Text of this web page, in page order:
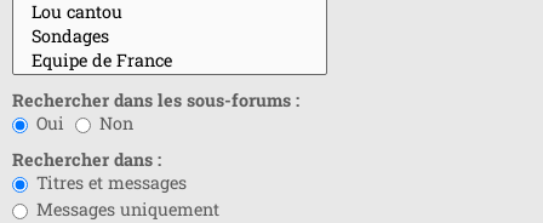
Rechercher dans les sous-forums :
Oui
Non
Rechercher dans :
Titres et messages
Messages uniquement